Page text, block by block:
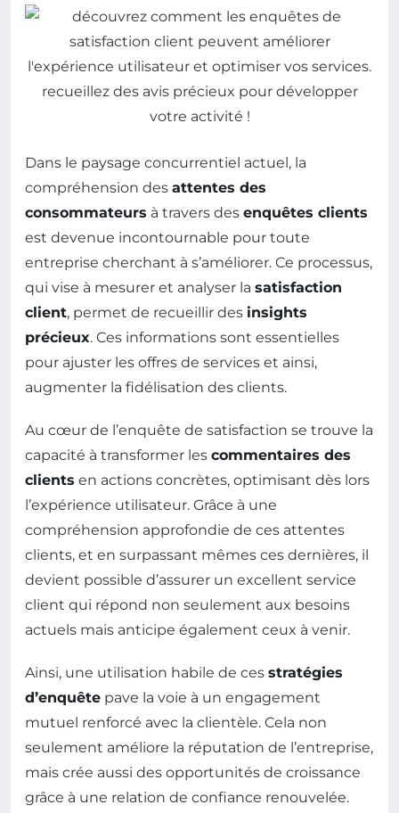
Dans le paysage concurrentiel actuel, la
compréhension des attentes des
consommateurs à travers des enquêtes clients
est devenue incontournable pour toute
entreprise cherchant à s’améliorer. Ce processus,
qui vise à mesurer et analyser la satisfaction
client, permet de recueillir des insights
précieux. Ces informations sont essentielles
pour ajuster les offres de services et ainsi,
augmenter la fidélisation des clients.
Au cœur de l’enquête de satisfaction se trouve la
capacité à transformer les commentaires des
clients en actions concrètes, optimisant dès lors
l’expérience utilisateur. Grâce à une
compréhension approfondie de ces attentes
clients, et en surpassant mêmes ces dernières, il
devient possible d’assurer un excellent service
client qui répond non seulement aux besoins
actuels mais anticipe également ceux à venir.
Ainsi, une utilisation habile de ces stratégies
d’enquête pave la voie à un engagement
mutuel renforcé avec la clientèle. Cela non
seulement améliore la réputation de l’entreprise,
mais crée aussi des opportunités de croissance
grâce à une relation de confiance renouvelée.